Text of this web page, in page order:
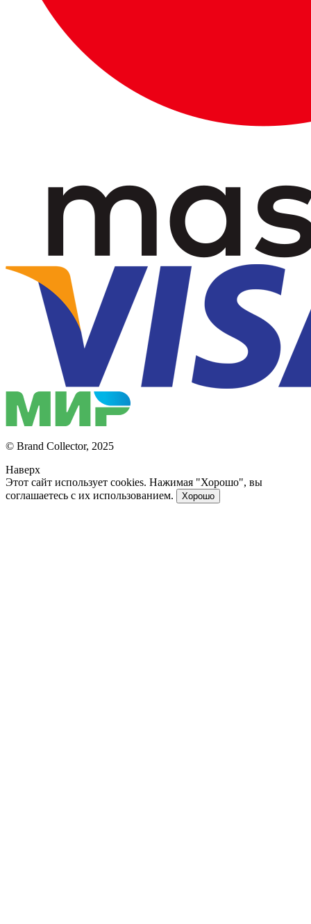
© Brand Collector, 2025
Наверх
Этот сайт использует cookies. Нажимая "Хорошо", вы
соглашаетесь с их использованием.
Хорошо